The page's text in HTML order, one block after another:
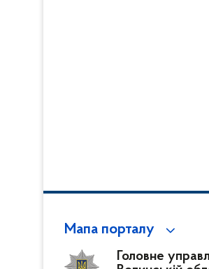
Мапа порталу
Головне